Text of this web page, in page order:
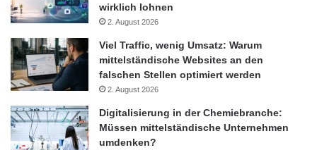
wirklich lohnen
2. August 2026
Viel Traffic, wenig Umsatz: Warum
mittelständische Websites an den
falschen Stellen optimiert werden
2. August 2026
Digitalisierung in der Chemiebranche:
Müssen mittelständische Unternehmen
umdenken?